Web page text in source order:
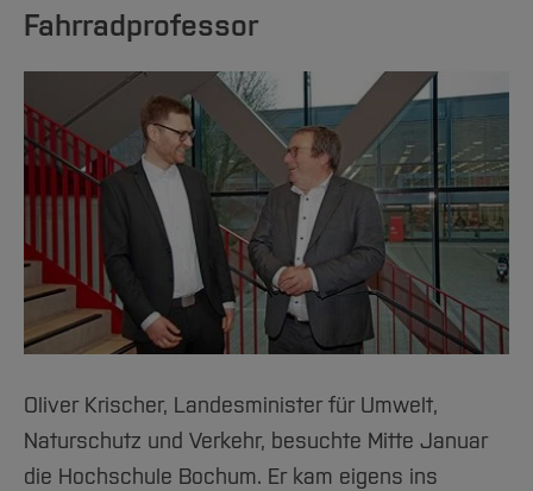
Fahrradprofessor
Oliver Krischer, Landesminister für Umwelt,
Naturschutz und Verkehr, besuchte Mitte Januar
die Hochschule Bochum. Er kam eigens ins